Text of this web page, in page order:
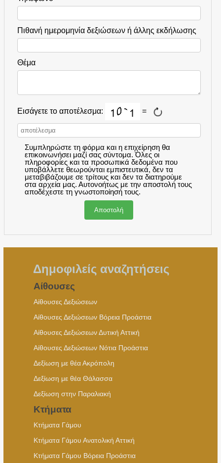
Πιθανή ημερομηνία δεξιώσεων ή άλλης εκδήλωσης
Θέμα
Εισάγετε το αποτέλεσμα: =
Συμπληρώστε τη φόρμα και η επιχείρηση θα
επικοινωνήσει μαζί σας σύντομα. Όλες οι
πληροφορίες και τα προσωπικά δεδομένα που
υποβάλλετε θεωρούνται εμπιστευτικά, δεν τα
μεταβιβάζουμε σε τρίτους και δεν τα διατηρούμε
στα αρχεία μας. Αυτονοήτως με την αποστολή τους
αποδέχεστε τη γνωστοποίησή τους.
Δημοφιλείς αναζητήσεις
Αίθουσες
Αίθουσες Δεξιώσεων
Αίθουσες Δεξιώσεων Βόρεια Προάστια
Αίθουσες Δεξιώσεων Δυτική Αττική
Αίθουσες Δεξιώσεων Νότια Προάστια
Δεξίωση με θέα Ακρόπολη
Δεξίωση με θέα Θάλασσα
Δεξίωση στην Παραλιακή
Κτήματα
Κτήματα Γάμου
Κτήματα Γάμου Ανατολική Αττική
Κτήματα Γάμου Βόρεια Προάστια